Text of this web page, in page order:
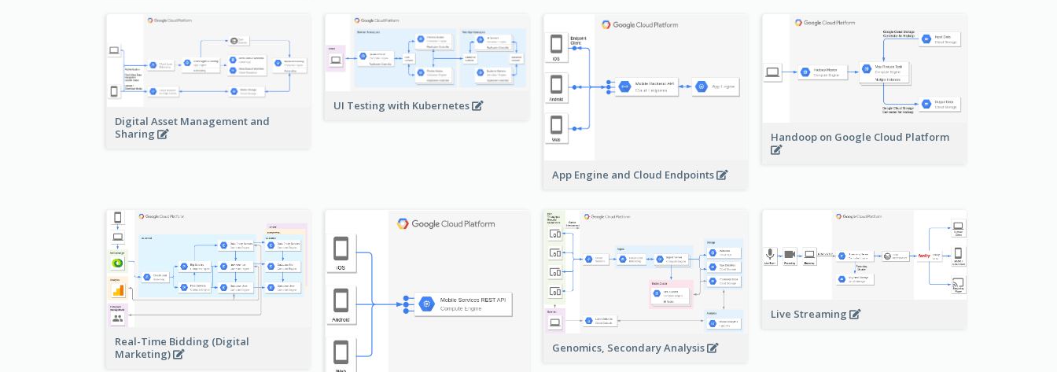
Digital Asset Management and
Sharing
UI Testing with Kubernetes
App Engine and Cloud Endpoints
Handoop on Google Cloud Platform
Real-Time Bidding (Digital
Marketing)
Genomics, Secondary Analysis
Live Streaming